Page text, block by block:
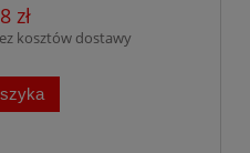
zł
kosztów dostawy